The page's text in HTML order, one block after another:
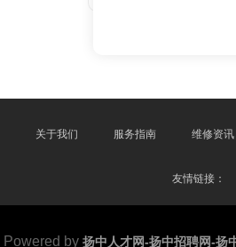
关于我们 服务指南 维修资讯
友情链接：
Powered by 扬中人才网-扬中招聘网-扬